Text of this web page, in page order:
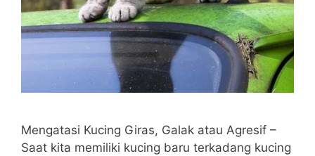
Mengatasi Kucing Giras, Galak atau Agresif –
Saat kita memiliki kucing baru terkadang kucing